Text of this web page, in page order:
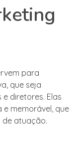
para
que seja
diretores. Elas
memorável, que
de atuação.